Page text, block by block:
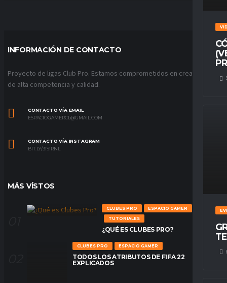
INFORMACIÓN DE CONTACTO
Proyecto de ligas Club Pro. Estamos comprometidos en crear ligas
de alta competencia y calidad.
CONTACTO VÍA EMAIL
ESPACIOGAMERCL@GMAIL.COM
CONTACTO VÍA INSTAGRAM
BIT.LY/31S1RNL
MÁS VÍSTOS
CLUBES PRO
ESPACIO GAMER
TUTORIALES
¿QUÉ ES CLUBES PRO?
CLUBES PRO ESPACIO GAMER
TODOS LOS ATRIBUTOS DE FIFA 22
EXPLICADOS